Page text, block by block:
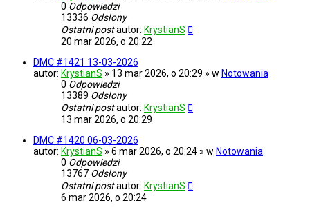
0 Odpowiedzi
13336 Odsłony
Ostatni postautor: KrystianS
20 mar 2026, o 20:22
DMC #1421 13-03-2026
autor: KrystianS » 13 mar 2026, o 20:29 » w Notowania
0 Odpowiedzi
13389 Odsłony
Ostatni postautor: KrystianS
13 mar 2026, o 20:29
DMC #1420 06-03-2026
autor: KrystianS » 6 mar 2026, o 20:24 » w Notowania
0 Odpowiedzi
13767 Odsłony
Ostatni postautor: KrystianS
6 mar 2026, o 20:24